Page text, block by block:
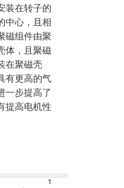
装在转子的
中心，且相
磁组件由聚
体，且聚磁
在聚磁壳
有更高的气
一步提高了
提高电机性